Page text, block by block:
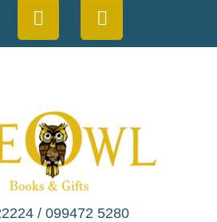
/ 099472 5280